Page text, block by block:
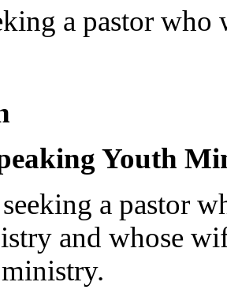
a pastor
Youth
a pastor
and whose